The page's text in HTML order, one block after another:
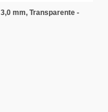
mm, Transparente -